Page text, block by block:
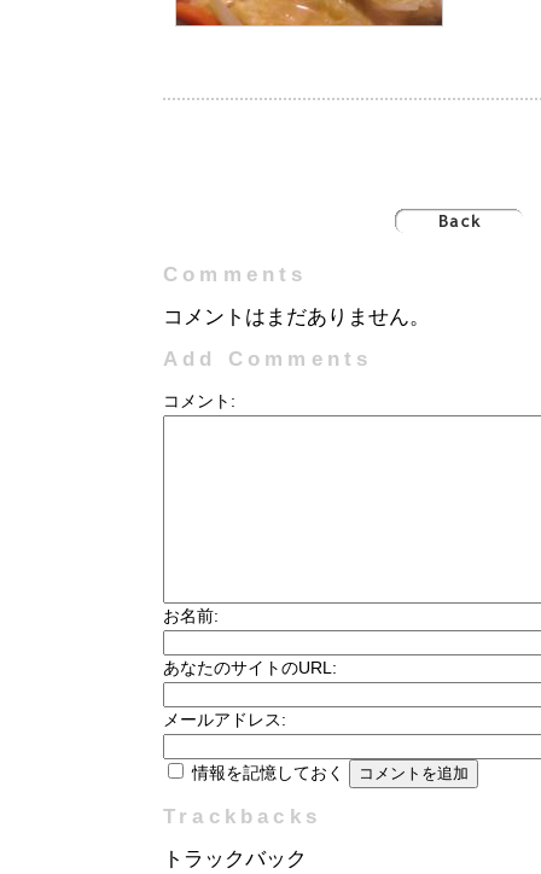
Comments
コメントはまだありません。
Add Comments
コメント:
お名前:
あなたのサイトのURL:
メールアドレス:
情報を記憶しておく
Trackbacks
トラックバック